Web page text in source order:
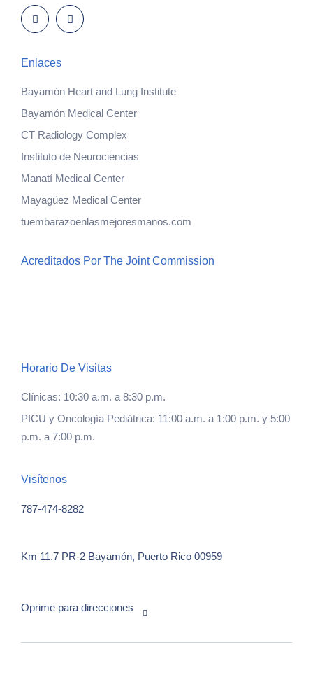
Enlaces
Bayamón Heart and Lung Institute
Bayamón Medical Center
CT Radiology Complex
Instituto de Neurociencias
Manatí Medical Center
Mayagüez Medical Center
tuembarazoenlasmejoresmanos.com
Acreditados Por The Joint Commission
Horario De Visitas
Clínicas: 10:30 a.m. a 8:30 p.m.
PICU y Oncología Pediátrica: 11:00 a.m. a 1:00 p.m. y 5:00
p.m. a 7:00 p.m.
Visítenos
Km 11.7 PR-2 Bayamón, Puerto Rico 00959
787-474-8282
Oprime para direcciones